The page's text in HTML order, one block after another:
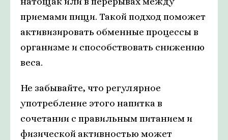
приемами пищи. Такой подход поможет
активизировать обменные процессы в
организме и способствовать снижению
веса.
Не забывайте, что регулярное
употребление этого напитка в
сочетании с правильным питанием и
физической активностью может